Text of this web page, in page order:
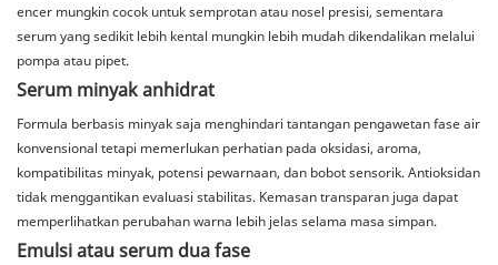
encer mungkin cocok untuk semprotan atau nosel presisi, sementara
serum yang sedikit lebih kental mungkin lebih mudah dikendalikan melalui
pompa atau pipet.
Serum minyak anhidrat
Formula berbasis minyak saja menghindari tantangan pengawetan fase air
konvensional tetapi memerlukan perhatian pada oksidasi, aroma,
kompatibilitas minyak, potensi pewarnaan, dan bobot sensorik. Antioksidan
tidak menggantikan evaluasi stabilitas. Kemasan transparan juga dapat
memperlihatkan perubahan warna lebih jelas selama masa simpan.
Emulsi atau serum dua fase